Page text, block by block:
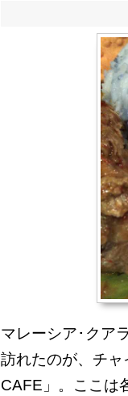
マレーシア･クア
訪れたのが、チ
CAFE」。ここは